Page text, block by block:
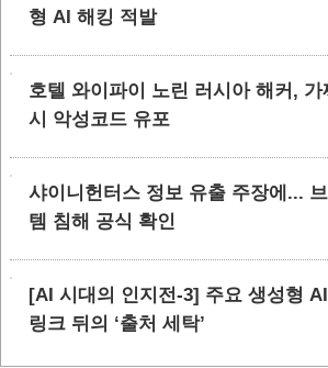
형 AI 해킹 적발
호텔 와이파이 노린 러시아 해커,
시 악성코드 유포
샤이니헌터스 정보 유출 주장에...
템 침해 공식 확인
[AI 시대의 인지전-3] 주요 생성형
링크 뒤의 ‘출처 세탁’